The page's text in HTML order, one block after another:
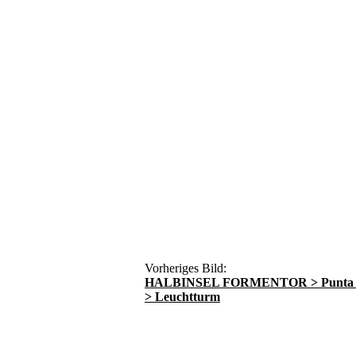
Vorheriges Bild:
HALBINSEL FORMENTOR > Punta
> Leuchtturm